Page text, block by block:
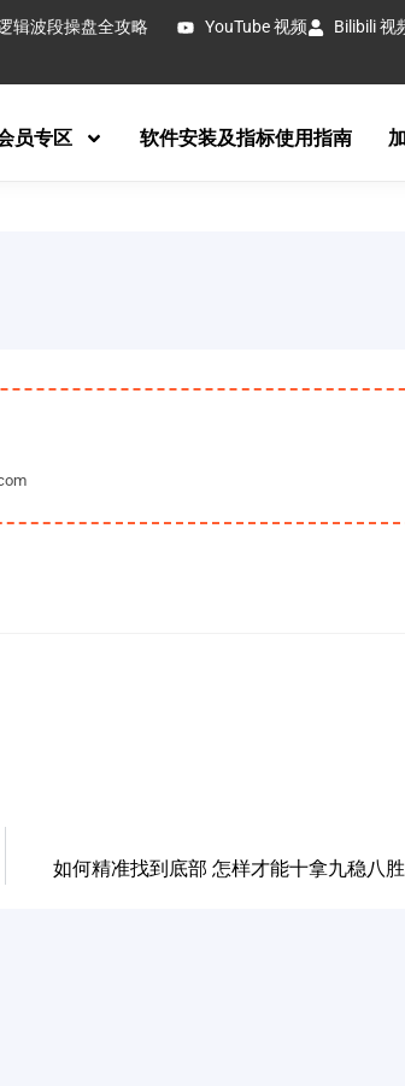
辑波段操盘全攻略
YouTube 视频 Bilibili 视
员专区 软件安装及指标使用指南
如何精准找到底部 怎样才能十拿九稳八